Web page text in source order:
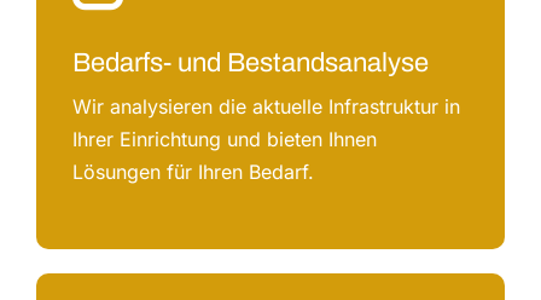
Bedarfs- und Bestandsanalyse
Wir analysieren die aktuelle Infrastruktur in
Ihrer Einrichtung und bieten Ihnen
Lösungen für Ihren Bedarf.